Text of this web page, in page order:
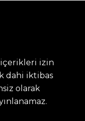
içerikleri izin
dahi iktibas
olarak